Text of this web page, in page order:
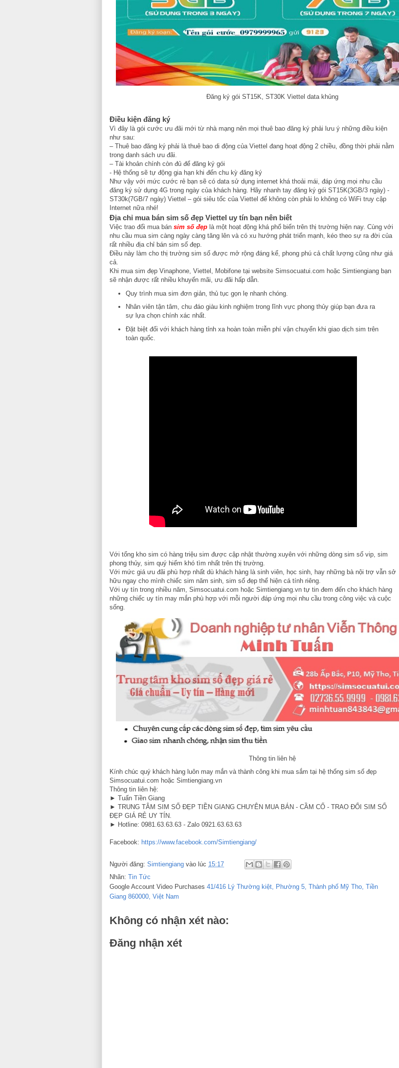
Đăng ký gói ST15K, ST30K Viettel data khủng
Điều kiện đăng ký
Vì đây là gói cước ưu đãi mới từ nhà mạng nên mọi thuê bao đăng ký phải lưu ý những điều kiện
như sau:
– Thuê bao đăng ký phải là thuê bao di động của Viettel đang hoạt động 2 chiều, đồng thời phải nằm
trong danh sách ưu đãi.
– Tài khoản chính còn đủ để đăng ký gói
- Hệ thống sẽ tự động gia hạn khi đến chu kỳ đăng ký
Như vậy với mức cước rẻ bạn sẽ có data sử dụng internet khá thoải mái, đáp ứng mọi nhu cầu
đăng ký sử dụng 4G trong ngày của khách hàng. Hãy nhanh tay đăng ký gói ST15K(3GB/3 ngày) -
ST30k(7GB/7 ngày) Viettel – gói siêu tốc của Viettel để không còn phải lo không có WiFi truy cập
Internet nữa nhé!
Địa chỉ mua bán sim số đẹp Viettel uy tín bạn nên biết
Việc trao đổi mua bán sim số đẹp là một hoạt động khá phổ biến trên thị trường hiện nay. Cùng với
nhu cầu mua sim càng ngày càng tăng lên và có xu hướng phát triển mạnh, kéo theo sự ra đời của
rất nhiều địa chỉ bán sim số đẹp.
Điều này làm cho thị trường sim số được mở rộng đáng kể, phong phú cả chất lượng cũng như giá
cả.
Khi mua sim đẹp Vinaphone, Viettel, Mobifone tại website Simsocuatui.com hoặc Simtiengiang bạn
sẽ nhận được rất nhiều khuyến mãi, ưu đãi hấp dẫn.
Quy trình mua sim đơn giản, thủ tục gọn lẹ nhanh chóng.
Nhân viên tận tâm, chu đáo giàu kinh nghiệm trong lĩnh vực phong thủy giúp bạn đưa ra
sự lựa chọn chính xác nhất.
Đặt biệt đối với khách hàng tỉnh xa hoàn toàn miễn phí vận chuyển khi giao dịch sim trên
toàn quốc.
Với tổng kho sim có hàng triệu sim được cập nhật thường xuyên với những dòng sim số vip, sim
phong thủy, sim quý hiếm khó tìm nhất trên thị trường.
Với mức giá ưu đãi phù hợp nhất dù khách hàng là sinh viên, học sinh, hay những bà nội trợ vẫn sở
hữu ngay cho mình chiếc sim năm sinh, sim số đẹp thể hiện cá tính riêng.
Với uy tín trong nhiều năm, Simsocuatui.com hoặc Simtiengiang.vn tự tin đem đến cho khách hàng
những chiếc uy tín may mắn phù hợp với mỗi người đáp ứng mọi nhu cầu trong công việc và cuộc
sống.
Thông tin liên hệ
Kính chúc quý khách hàng luôn may mắn và thành công khi mua sắm tại hệ thống sim số đẹp
Simsocuatui.com hoặc Simtiengiang.vn
Thông tin liên hệ:
► Tuấn Tiền Giang
► TRUNG TÂM SIM SỐ ĐẸP TIỀN GIANG CHUYÊN MUA BÁN - CẦM CỐ - TRAO ĐỔI SIM SỐ
ĐẸP GIÁ RẺ UY TÍN.
► Hotline: 0981.63.63.63 - Zalo 0921.63.63.63
Facebook: https://www.facebook.com/Simtiengiang/
Người đăng: Simtiengiang vào lúc 15:17
Nhãn: Tin Tức
Google Account Video Purchases 41/416 Lý Thường kiệt, Phường 5, Thành phố Mỹ Tho, Tiền
Giang 860000, Việt Nam
Không có nhận xét nào:
Đăng nhận xét